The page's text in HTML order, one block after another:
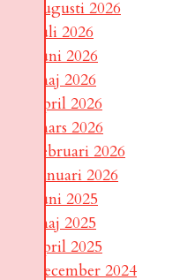
augusti 2026
juli 2026
juni 2026
maj 2026
april 2026
mars 2026
februari 2026
januari 2026
juni 2025
maj 2025
april 2025
december 2024